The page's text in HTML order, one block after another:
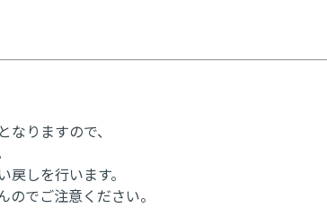
りますので、
しを行います。
でご注意ください。